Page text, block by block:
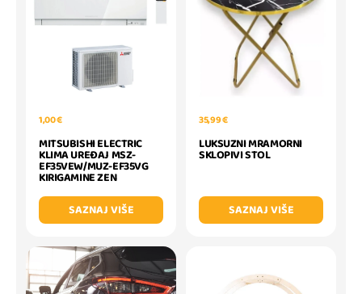
1,00 €
MITSUBISHI ELECTRIC
KLIMA UREĐAJ MSZ-
EF35VEW/MUZ-EF35VG
KIRIGAMINE ZEN
SAZNAJ VIŠE
35,99 €
LUKSUZNI MRAMORNI
SKLOPIVI STOL
SAZNAJ VIŠE